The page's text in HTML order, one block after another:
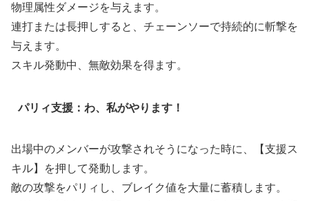
物理属性ダメージを与えます。
連打または長押しすると、チェーンソーで持続的に斬撃を
与えます。
スキル発動中、無敵効果を得ます。
パリィ支援：わ、私がやります！
出場中のメンバーが攻撃されそうになった時に、【支援ス
キル】を押して発動します。
敵の攻撃をパリィし、ブレイク値を大量に蓄積します。